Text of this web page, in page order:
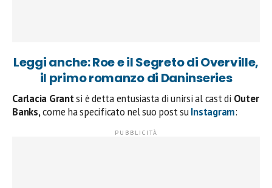
Leggi anche: Roe e il Segreto di Overville,
il primo romanzo di Daninseries
Carlacia Grantsi è detta entusiasta di unirsi al cast di Outer
Banks,come ha specificato nel suo post suInstagram: